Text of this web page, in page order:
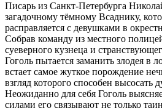
Писарь из Санкт-Петербурга
загадочному тёмному Всаднику,
расправляется с девушками в
Собрав команду из местного
суеверного кузнеца и
Гоголь пытается заманить злодея в
встает самое жуткое порождение
взгляд которого способен высосать
Неожиданно для себя Гоголь
силами его связывают не только